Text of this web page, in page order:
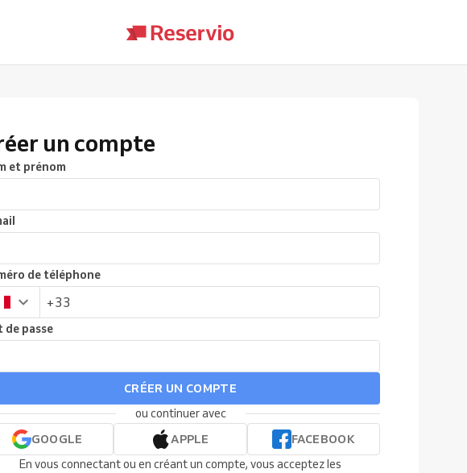
un compte
et prénom
de téléphone
de passe
CRÉER UN COMPTE
ou continuer avec
GOOGLE
APPLE
FACEBOOK
En vous connectant ou en créant un compte, vous acceptez les